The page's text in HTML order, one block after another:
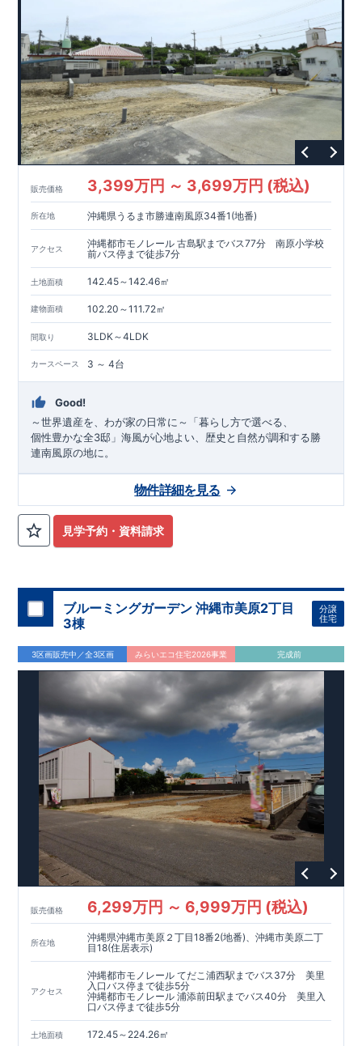
販売価格 3,399万円 ～ 3,699万円 (税込)
所在地 沖縄県うるま市勝連南風原34番1(地番)
アクセス
沖縄都市モノレール 古島駅までバス77分 南原小学校
前バス停まで徒歩7分
土地面積 142.45～142.46㎡
建物面積 102.20～111.72㎡
間取り 3LDK～4LDK
カースペース 3 ～ 4台
Good!
～世界遺産を、わが家の日常に～「暮らし方で選べる、
個性豊かな全3邸」海風が心地よい、歴史と自然が調和する勝
連南風原の地に。
見学予約・資料請求
物件詳細を見る
ブルーミングガーデン 沖縄市美原2丁目
3棟
分譲
住宅
3区画販売中／全3区画 みらいエコ住宅2026事業 完成前
販売価格 6,299万円 ～ 6,999万円 (税込)
所在地
沖縄県沖縄市美原２丁目18番2(地番)、沖縄市美原二丁
目18(住居表示)
アクセス
沖縄都市モノレール てだこ浦西駅までバス37分 美里
入口バス停まで徒歩5分
沖縄都市モノレール 浦添前田駅までバス40分 美里入
口バス停まで徒歩5分
土地面積 172.45～224.26㎡